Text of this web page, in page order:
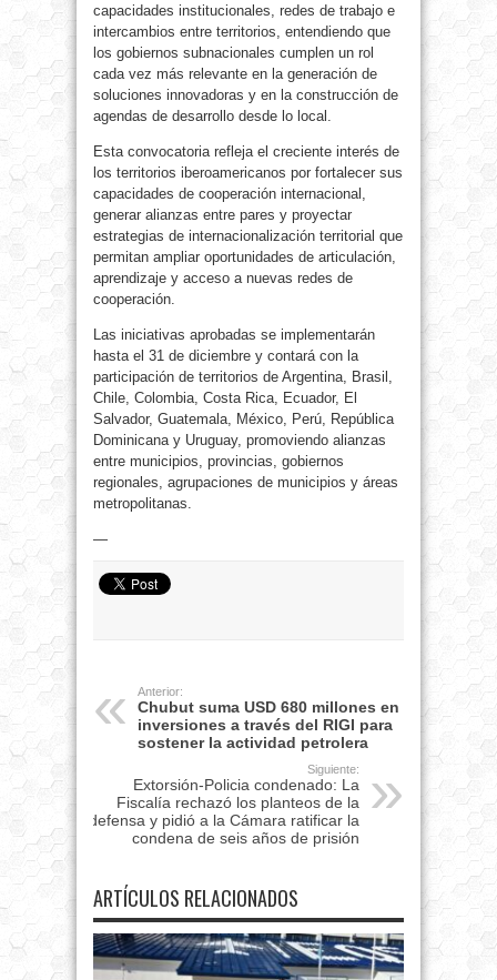
capacidades institucionales, redes de trabajo e
intercambios entre territorios, entendiendo que
los gobiernos subnacionales cumplen un rol
cada vez más relevante en la generación de
soluciones innovadoras y en la construcción de
agendas de desarrollo desde lo local.
Esta convocatoria refleja el creciente interés de
los territorios iberoamericanos por fortalecer sus
capacidades de cooperación internacional,
generar alianzas entre pares y proyectar
estrategias de internacionalización territorial que
permitan ampliar oportunidades de articulación,
aprendizaje y acceso a nuevas redes de
cooperación.
Las iniciativas aprobadas se implementarán
hasta el 31 de diciembre y contará con la
participación de territorios de Argentina, Brasil,
Chile, Colombia, Costa Rica, Ecuador, El
Salvador, Guatemala, México, Perú, República
Dominicana y Uruguay, promoviendo alianzas
entre municipios, provincias, gobiernos
regionales, agrupaciones de municipios y áreas
metropolitanas.
—
Anterior:
Chubut suma USD 680 millones en
inversiones a través del RIGI para
sostener la actividad petrolera
Siguiente:
Extorsión-Policia condenado: La
Fiscalía rechazó los planteos de la
defensa y pidió a la Cámara ratificar la
condena de seis años de prisión
ARTÍCULOS RELACIONADOS